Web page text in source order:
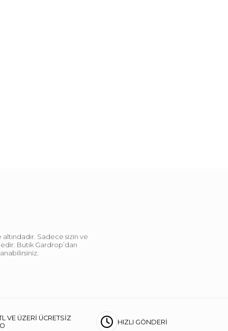
Sadece sizin ve
Butik Gardrop’dan
VE ÜZERİ ÜCRETSİZ
HIZLI GÖNDERİ